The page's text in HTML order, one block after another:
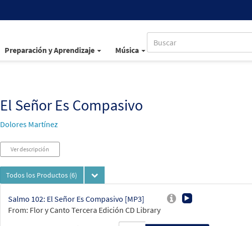
Preparación y Aprendizaje Música
El Señor Es Compasivo
Dolores Martínez
Ver descripción
Todos los Productos (6)
Salmo 102: El Señor Es Compasivo [MP3]
From: Flor y Canto Tercera Edición CD Library